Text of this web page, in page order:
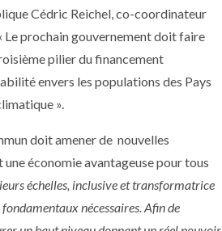
Cédric Reichel, co-coordinateur
Le prochain gouvernement doit faire
pilier du financement
envers les populations des Pays
».
doit amener de nouvelles
économie avantageuse pour tous
échelles, inclusive et transformatrice
nécessaires. Afin de